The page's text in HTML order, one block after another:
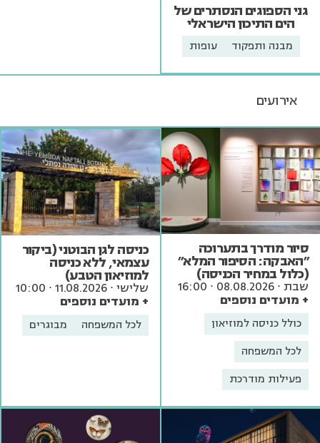
גני הספוגים הנסתרים של
הים התיכון הישראלי
מבנה ותפקוד עופות
אירועים
סיור מודרך בתערוכה
"האבקה: הסיפור המלא"
(כלול במחיר הכניסה)
שבת ∙ 08.08.2026 ∙ 16:00
+ מועדים נוספים
כולל כניסה למוזיאון
לכל המשפחה
פעילות מודרכת
כניסה לגן הבוטני (ביקור
עצמאי, ללא כניסה
למוזיאון הטבע)
שלישי ∙ 11.08.2026 ∙ 10:00
+ מועדים נוספים
לכל המשפחה מבוגרים